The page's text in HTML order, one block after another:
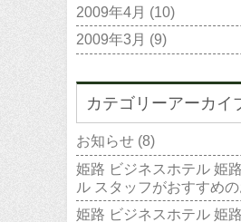
2009年4月 (10)
2009年3月 (9)
カテゴリーアーカイ
お知らせ (8)
姫路 ビジネスホテル 姫
ル スタッフがおすすめ
姫路 ビジネスホテル 姫